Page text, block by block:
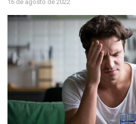
16 de agosto de 2022